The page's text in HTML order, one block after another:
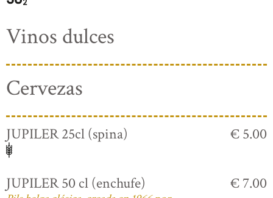
Vinos dulces
Cervezas
JUPILER 25cl (spina) € 5.00
JUPILER 50 cl (enchufe) € 7.00